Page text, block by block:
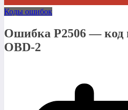
Коды ошибок
Ошибка P2506 — код
OBD-2